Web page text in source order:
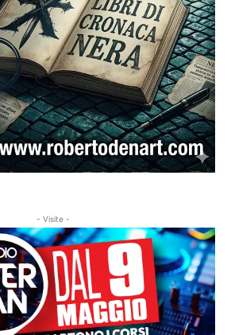
- Visite -